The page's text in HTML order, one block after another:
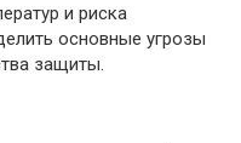
и риска
основные угрозы
защиты.